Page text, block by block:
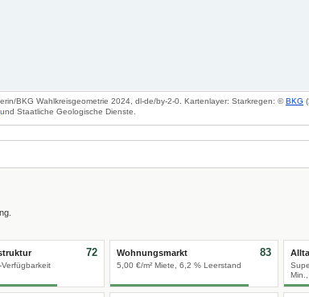
BKG Wahlkreisgeometrie 2024, dl-de/by-2-0. Kartenlayer: Starkregen: ©BKG
und Staatliche Geologische Dienste.
72 Wohnungsmarkt
5,00 €/m² Miete, 6,2 % Leerstand
83